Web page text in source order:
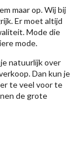
maar op. Wij bij
Er moet altijd
Mode die
mode.
natuurlijk over
Dan kun je
te veel voor te
de grote